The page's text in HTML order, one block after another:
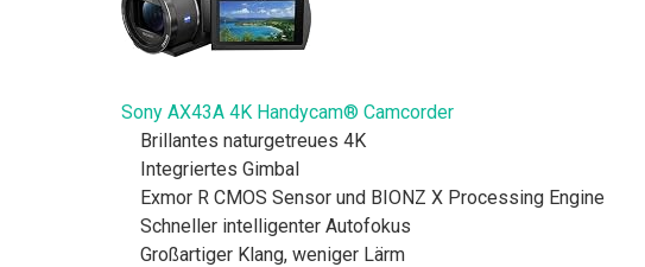
Sony AX43A 4K Handycam® Camcorder
Brillantes naturgetreues 4K
Integriertes Gimbal
Exmor R CMOS Sensor und BIONZ X Processing Engine
Schneller intelligenter Autofokus
Großartiger Klang, weniger Lärm